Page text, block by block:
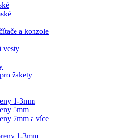
a konzole
vesty
žakety
1-3mm
5mm
7mm a více
1-3mm